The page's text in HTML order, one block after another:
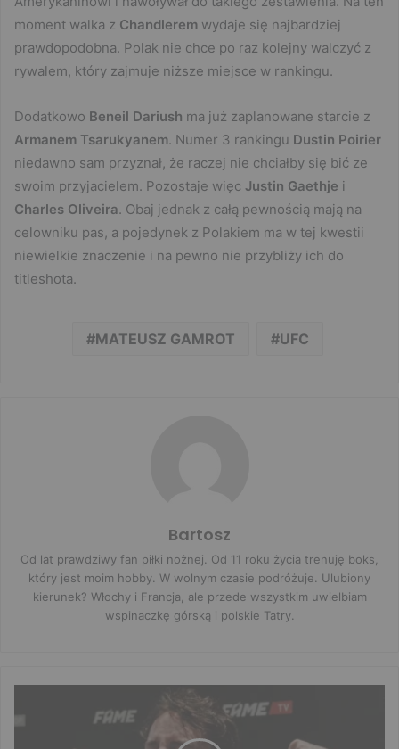
moment walka z Chandlerem wydaje się najbardziej
prawdopodobna. Polak nie chce po raz kolejny walczyć z
rywalem, który zajmuje niższe miejsce w rankingu.
Dodatkowo Beneil Dariush ma już zaplanowane starcie z
Armanem Tsarukyanem. Numer 3 rankingu Dustin Poirier
niedawno sam przyznał, że raczej nie chciałby się bić ze
swoim przyjacielem. Pozostaje więc Justin Gaethje i
Charles Oliveira. Obaj jednak z całą pewnością mają na
celowniku pas, a pojedynek z Polakiem ma w tej kwestii
niewielkie znaczenie i na pewno nie przybliży ich do
titleshota.
MATEUSZ GAMROT UFC
Bartosz
Od lat prawdziwy fan piłki nożnej. Od 11 roku życia trenuję boks,
który jest moim hobby. W wolnym czasie podróżuje. Ulubiony
kierunek? Włochy i Francja, ale przede wszystkim uwielbiam
wspinaczkę górską i polskie Tatry.